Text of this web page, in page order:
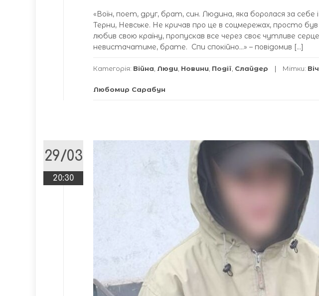
«Воїн, поет, друг, брат, син. Людина, яка боролася за себе
Терни, Невське. Не кричав про це в соцмережах, просто був
любив свою країну, пропускав все через своє чутливе
невистачатиме, брате. Спи спокійно…» – повідомив […]
Категорія: Війна Люди Новини Події Слайдер Мітки:
Любомир Сарабун
29/03
20:30